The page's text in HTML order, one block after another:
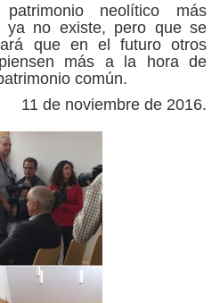
patrimonio neolítico más
ya no existe, pero que se
que en el futuro otros
más a la hora de
común.
11 de noviembre de 2016.